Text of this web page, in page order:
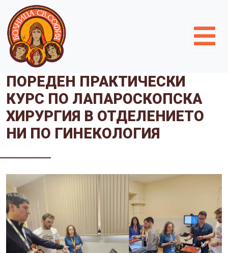
ПОРЕДЕН ПРАКТИЧЕСКИ
КУРС ПО ЛАПАРОСКОПСКА
ХИРУРГИЯ В ОТДЕЛЕНИЕТО
НИ ПО ГИНЕКОЛОГИЯ